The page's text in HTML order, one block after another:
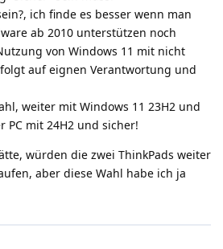
ich finde es besser wenn man
ab 2010 unterstützen noch
von Windows 11 mit nicht
auf eignen Verantwortung und
weiter mit Windows 11 23H2 und
PC mit 24H2 und sicher!
würden die zwei ThinkPads weiter
aber diese Wahl habe ich ja